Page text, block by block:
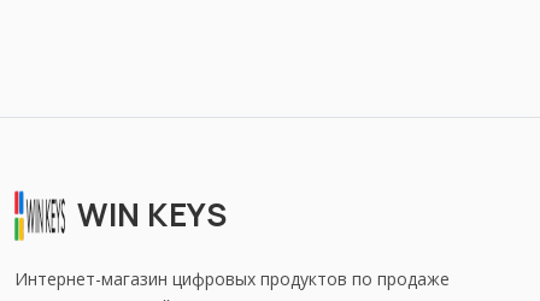
WIN KEYS
Интернет-магазин цифровых продуктов по продаже